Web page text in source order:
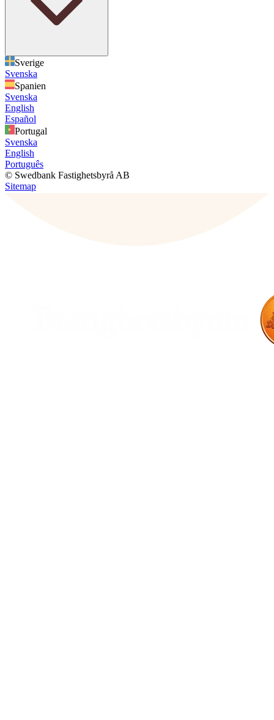
Sverige
Svenska
Spanien
Svenska
English
Español
Portugal
Svenska
English
Português
© Swedbank Fastighetsbyrå AB
Sitemap